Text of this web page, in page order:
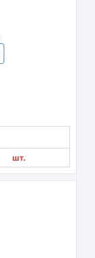
шт.